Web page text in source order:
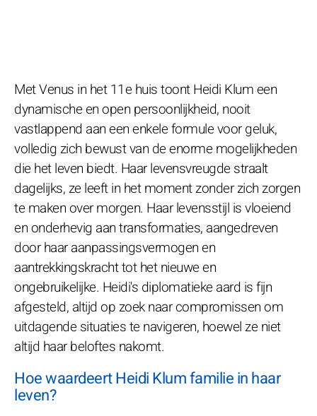
Met Venus in het 11e huis toont Heidi Klum een
dynamische en open persoonlijkheid, nooit
vastlappend aan een enkele formule voor geluk,
volledig zich bewust van de enorme mogelijkheden
die het leven biedt. Haar levensvreugde straalt
dagelijks, ze leeft in het moment zonder zich zorgen
te maken over morgen. Haar levensstijl is vloeiend
en onderhevig aan transformaties, aangedreven
door haar aanpassingsvermogen en
aantrekkingskracht tot het nieuwe en
ongebruikelijke. Heidi's diplomatieke aard is fijn
afgesteld, altijd op zoek naar compromissen om
uitdagende situaties te navigeren, hoewel ze niet
altijd haar beloftes nakomt.
Hoe waardeert Heidi Klum familie in haar
leven?